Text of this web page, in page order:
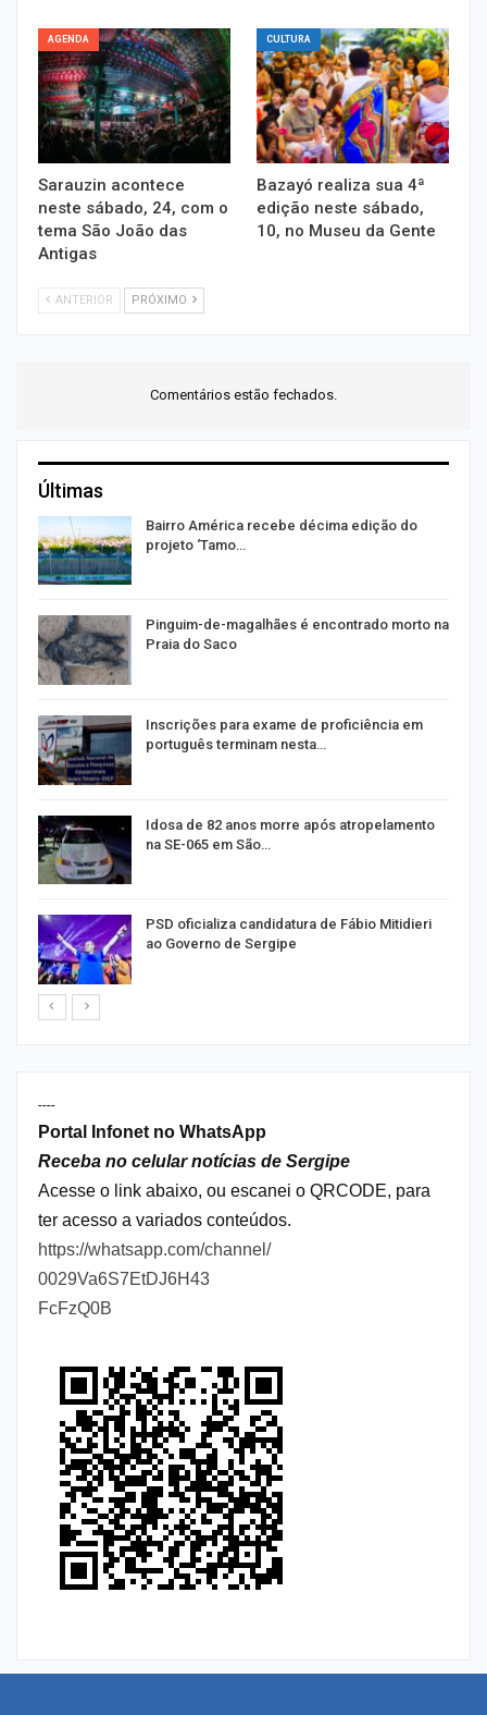
AGENDA
Sarauzin acontece
neste sábado, 24, com o
tema São João das
Antigas
CULTURA
Bazayó realiza sua 4ª
edição neste sábado,
10, no Museu da Gente
ANTERIOR PRÓXIMO
Comentários estão fechados.
Últimas
Bairro América recebe décima edição do
projeto ‘Tamo…
Pinguim-de-magalhães é encontrado morto na
Praia do Saco
Inscrições para exame de proficiência em
português terminam nesta…
Idosa de 82 anos morre após atropelamento
na SE-065 em São…
PSD oficializa candidatura de Fábio Mitidieri
ao Governo de Sergipe
----
Portal Infonet no WhatsApp
Receba no celular notícias de Sergipe
Acesse o link abaixo, ou escanei o QRCODE, para
ter acesso a variados conteúdos.
https://whatsapp.com/channel/
0029Va6S7EtDJ6H43
FcFzQ0B